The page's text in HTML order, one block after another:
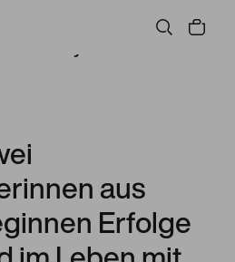
Gemeinschaft
aus
Erfolge